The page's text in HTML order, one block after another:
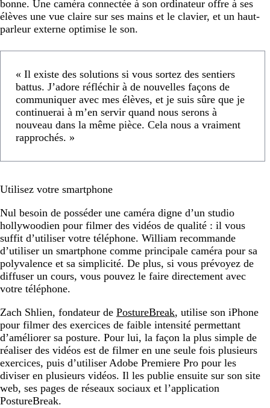
bonne. Une caméra connectée à son ordinateur offre à ses
élèves une vue claire sur ses mains et le clavier, et un haut-
parleur externe optimise le son.
« Il existe des solutions si vous sortez des sentiers
battus. J’adore réfléchir à de nouvelles façons de
communiquer avec mes élèves, et je suis sûre que je
continuerai à m’en servir quand nous serons à
nouveau dans la même pièce. Cela nous a vraiment
rapprochés. »
Utilisez votre smartphone
Nul besoin de posséder une caméra digne d’un studio
hollywoodien pour filmer des vidéos de qualité : il vous
suffit d’utiliser votre téléphone. William recommande
d’utiliser un smartphone comme principale caméra pour sa
polyvalence et sa simplicité. De plus, si vous prévoyez de
diffuser un cours, vous pouvez le faire directement avec
votre téléphone.
Zach Shlien, fondateur de PostureBreak, utilise son iPhone
pour filmer des exercices de faible intensité permettant
d’améliorer sa posture. Pour lui, la façon la plus simple de
réaliser des vidéos est de filmer en une seule fois plusieurs
exercices, puis d’utiliser Adobe Premiere Pro pour les
diviser en plusieurs vidéos. Il les publie ensuite sur son site
web, ses pages de réseaux sociaux et l’application
PostureBreak.